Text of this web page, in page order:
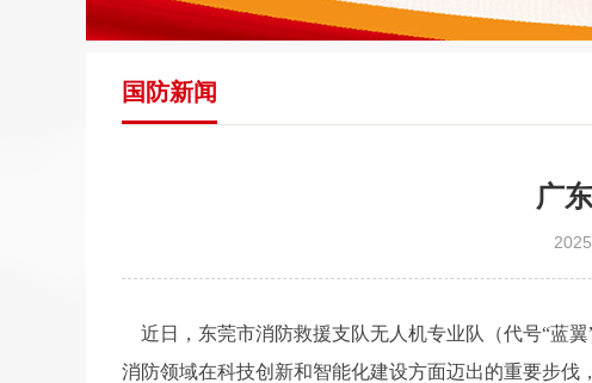
国防新闻
广
近日，东莞市消防救援支队无人机专业队（代号“蓝
消防领域在科技创新和智能化建设方面迈出的重要步伐